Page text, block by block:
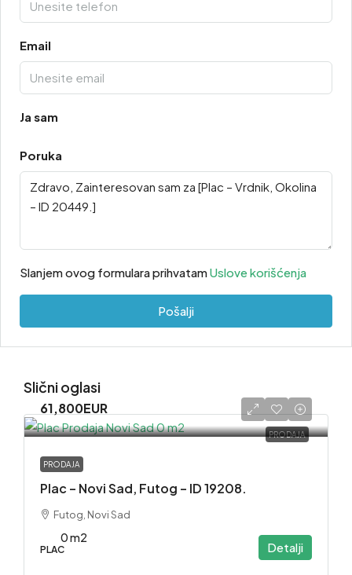
Email
Ja sam
Poruka
Slanjem ovog formulara prihvatamUslove korišćenja
Pošalji
Slični oglasi
PRODAJA
61,800EUR
PRODAJA
Plac – Novi Sad, Futog – ID 19208.
Futog, Novi Sad
0 m2
PLAC Detalji